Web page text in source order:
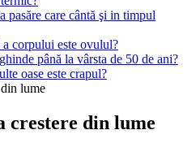
care cântă şi in timpul
corpului este ovulul?
până la vârsta de 50 de ani?
oase este crapul?
lume
crestere din lume